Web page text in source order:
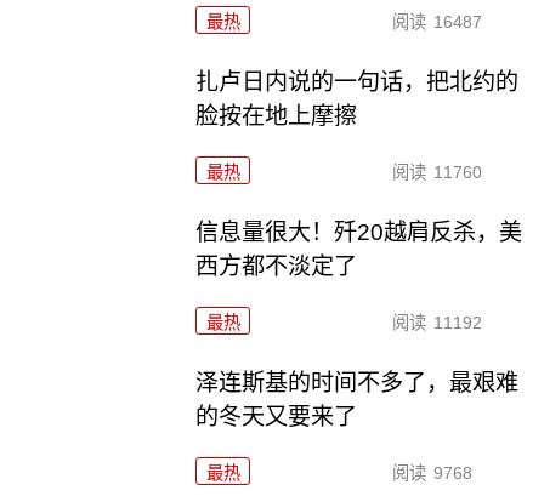
最热 阅读 16487
扎卢日内说的一句话，把北约的
脸按在地上摩擦
最热 阅读 11760
信息量很大！歼20越肩反杀，美
西方都不淡定了
最热 阅读 11192
泽连斯基的时间不多了，最艰难
的冬天又要来了
最热 阅读 9768